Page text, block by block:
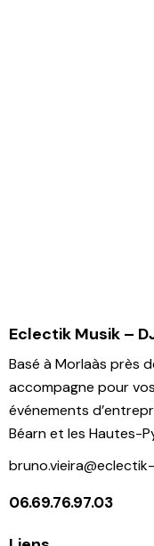
Eclectik Musik –
Basé à Morlaàs près
accompagne pour
événements
Béarn et les Hautes-
06.69.76.97.03